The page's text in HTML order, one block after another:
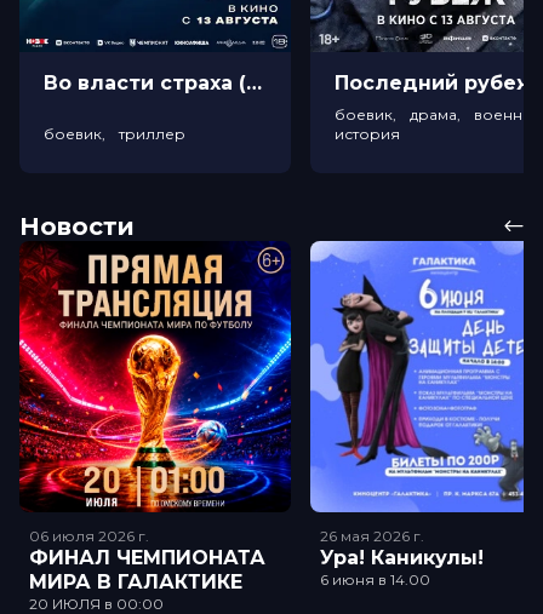
Во власти страха (18+)
боевик, триллер
боевик, драма,
история
Новости
06 июля 2026 г.
ФИНАЛ ЧЕМПИОНАТА
МИРА В ГАЛАКТИКЕ
20 ИЮЛЯ в 00:00
26 мая 2026 г.
Ура! Каникулы!
6 июня в 14.00